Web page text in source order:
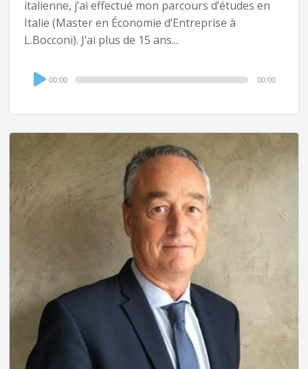
italienne, j’ai effectué mon parcours d’études en
Italie (Master en Économie d’Entreprise à
L.Bocconi). J’ai plus de 15 ans...
Audio
Player
00:00 00:00